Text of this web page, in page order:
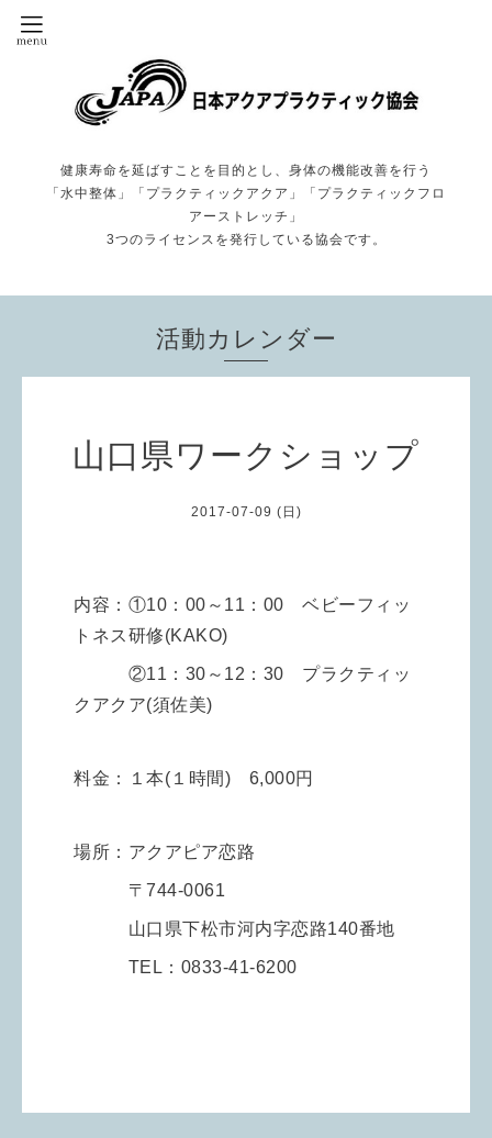
健康寿命を延ばすことを目的とし、身体の機能改善を行う
「水中整体」「プラクティックアクア」「プラクティックフロ
アーストレッチ」
3つのライセンスを発行している協会です。
活動カレンダー
山口県ワークショップ
2017-07-09 (日)
内容：①10：00～11：00 ベビーフィッ
トネス研修(KAKO)
②11：30～12：30 プラクティッ
クアクア(須佐美)
料金：１本(１時間) 6,000円
場所：アクアピア恋路
〒744-0061
山口県下松市河内字恋路140番地
TEL：0833-41-6200